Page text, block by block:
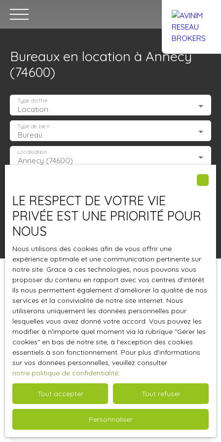
Accueil Acheter Trouver un
Estimation
Bureaux en location à Annecy
(74600)
Location
Type d'offre
Bureau
Type de bien
Annecy (74600)
Localisation
Surface min (m²)
Pertinence
Trier par Créer une alerte
€ /mois HT HC
LE RESPECT DE VOTRE VIE
PRIVÉE EST UNE PRIORITÉ POUR
NOUS
Nous utilisons des cookies afin de vous offrir une
expérience optimale et une communication pertinente sur
notre site. Grace à ces technologies, nous pouvons vous
proposer du contenu en rapport avec vos centres d'intérêt.
Ils nous permettent également d'améliorer la qualité de nos
services et la convivialité de notre site internet. Nous
utiliserons uniquement les données personnelles pour
lesquelles vous avez donné votre accord. Vous pouvez les
modifier à n'importe quel moment via la rubrique ″Gérer les
cookies″ en bas de notre site, à l'exception des cookies
essentiels à son fonctionnement. Pour plus d'informations
sur vos données personnelles, veuillez consulter
notre politique de confidentialité.
Tout accepter Tout refuser
Personnaliser